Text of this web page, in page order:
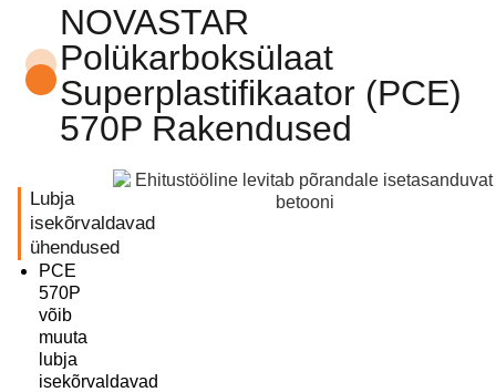
NOVASTAR
Polükarboksülaat
Superplastifikaator (PCE)
570P Rakendused
Lubja
isekõrvaldavad
ühendused
PCE
570P
võib
muuta
lubja
isekõrvaldavad